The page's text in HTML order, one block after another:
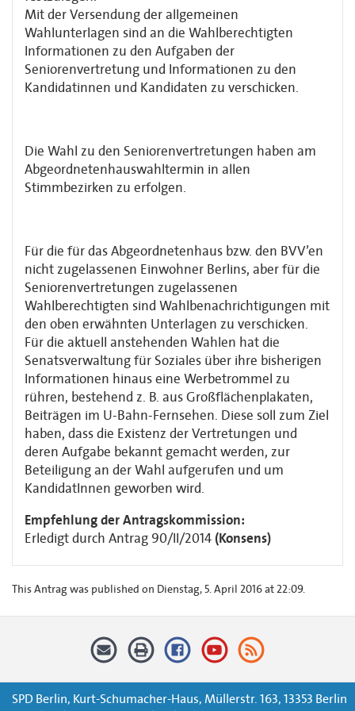
Mit der Versendung der allgemeinen
Wahlunterlagen sind an die Wahlberechtigten
Informationen zu den Aufgaben der
Seniorenvertretung und Informationen zu den
Kandidatinnen und Kandidaten zu verschicken.
Die Wahl zu den Seniorenvertretungen haben am
Abgeordnetenhauswahltermin in allen
Stimmbezirken zu erfolgen.
Für die für das Abgeordnetenhaus bzw. den BVV’en
nicht zugelassenen Einwohner Berlins, aber für die
Seniorenvertretungen zugelassenen
Wahlberechtigten sind Wahlbenachrichtigungen mit
den oben erwähnten Unterlagen zu verschicken.
Für die aktuell anstehenden Wahlen hat die
Senatsverwaltung für Soziales über ihre bisherigen
Informationen hinaus eine Werbetrommel zu
rühren, bestehend z. B. aus Großflächenplakaten,
Beiträgen im U-Bahn-Fernsehen. Diese soll zum Ziel
haben, dass die Existenz der Vertretungen und
deren Aufgabe bekannt gemacht werden, zur
Beteiligung an der Wahl aufgerufen und um
KandidatInnen geworben wird.
Empfehlung der Antragskommission:
Erledigt durch Antrag 90/II/2014 (Konsens)
This Antrag was published on Dienstag, 5. April 2016 at 22:09.
SPD Berlin, Kurt-Schumacher-Haus, Müllerstr. 163, 13353 Berlin